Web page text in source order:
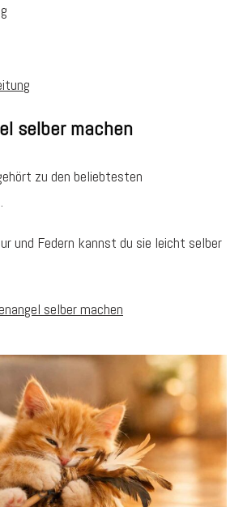
selber machen
zu den beliebtesten
und Federn kannst du sie leicht selber
selber machen